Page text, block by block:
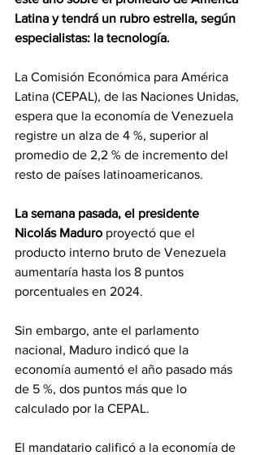
Latina y tendrá un rubro estrella, según
especialistas: la tecnología.
La Comisión Económica para América
Latina (CEPAL), de las Naciones Unidas,
espera que la economía de Venezuela
registre un alza de 4 %, superior al
promedio de 2,2 % de incremento del
resto de países latinoamericanos.
La semana pasada, el presidente
Nicolás Maduro proyectó que el
producto interno bruto de Venezuela
aumentaría hasta los 8 puntos
porcentuales en 2024.
Sin embargo, ante el parlamento
nacional, Maduro indicó que la
economía aumentó el año pasado más
de 5 %, dos puntos más que lo
calculado por la CEPAL.
El mandatario calificó a la economía de